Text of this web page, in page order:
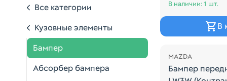
Все категории
Кузовные элементы
Бампер
Абсорбер бампера
В наличии: 1 шт.
В
Распродажа
MAZDA
Бампер